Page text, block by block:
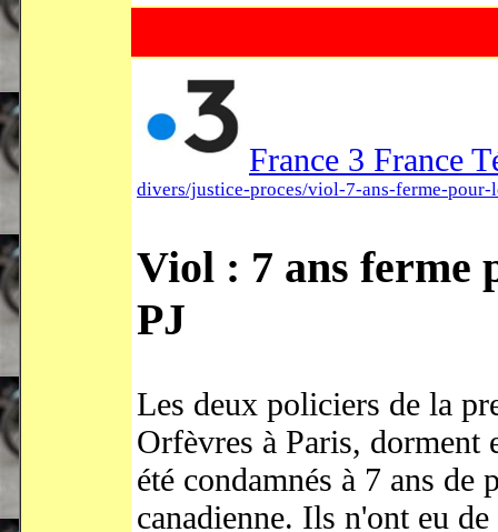
France 3 France
divers/justice-proces/viol-7-ans-ferme-
Viol : 7 ans ferme
PJ
Les deux policiers de la
Orfèvres à Paris,
été condamnés à 7 ans
canadienne. Ils n'ont eu